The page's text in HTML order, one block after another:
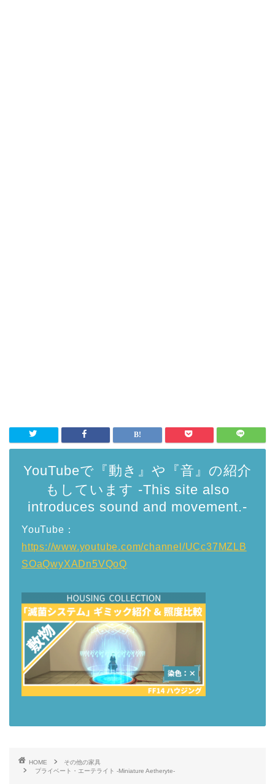
YouTubeで『動き』や『音』の紹介
もしています -This site also
introduces sound and movement.-
YouTube：
https://www.youtube.com/channel/UCc37MZLB
SOaQwyXADn5VQoQ
HOME
その他の家具
プライベート・エーテライト -Miniature Aetheryte-